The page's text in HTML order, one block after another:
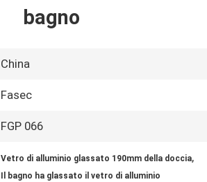
bagno
China
Fasec
FGP 066
Vetro di alluminio glassato 190mm della doccia,
Il bagno ha glassato il vetro di alluminio